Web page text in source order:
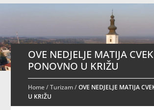
OVE NEDJELJE MATIJA CVEK
PONOVNO U KRIŽU
Home/Turizam/OVE NEDJELJE MATIJA
U KRIŽU